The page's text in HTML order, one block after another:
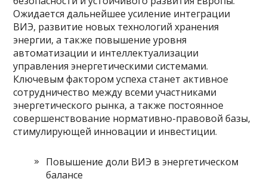
Ожидается дальнейшее усиление интеграции
ВИЭ, развитие новых технологий хранения
энергии, а также повышение уровня
автоматизации и интеллектуализации
управления энергетическими системами.
Ключевым фактором успеха станет активное
сотрудничество между всеми участниками
энергетического рынка, а также постоянное
совершенствование нормативно-правовой базы,
стимулирующей инновации и инвестиции.
Повышение доли ВИЭ в энергетическом
балансе